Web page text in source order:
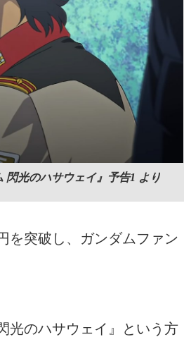
閃光のハサウェイ』予告1 より
を突破し、ガンダムファン
光のハサウェイ』という方